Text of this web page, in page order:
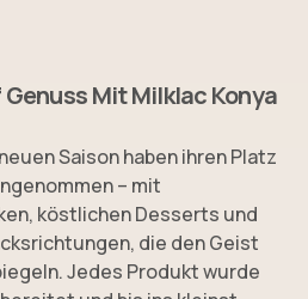
Mit Milklac Konya
Saison haben ihren Platz
– mit
köstlichen Desserts und
die den Geist
Jedes Produkt wurde